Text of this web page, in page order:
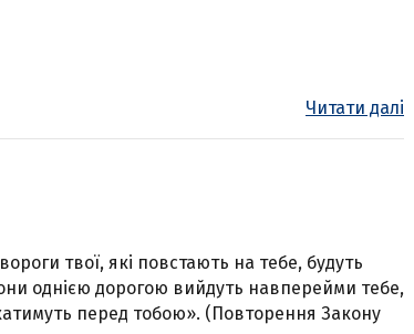
Читати далі
твої, які повстають на тебе, будуть
однією дорогою вийдуть навперейми тебе,
перед тобою». (Повторення Закону